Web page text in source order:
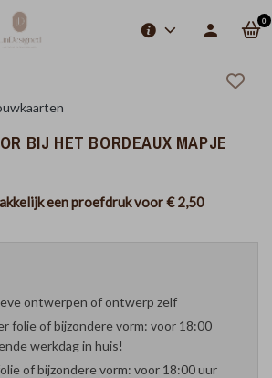
0
BIJ HET BORDEAUX MAPJE
een proefdruk voor€ 2,50
ontwerpen of ontwerp zelf
folie of bijzondere vorm: voor 18:00
werkdag in huis!
of bijzondere vorm: voor 18:00 uur